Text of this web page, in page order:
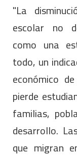
"La
escolar no
como una
todo, un
económico
pierde
familias,
desarrollo.
que migran